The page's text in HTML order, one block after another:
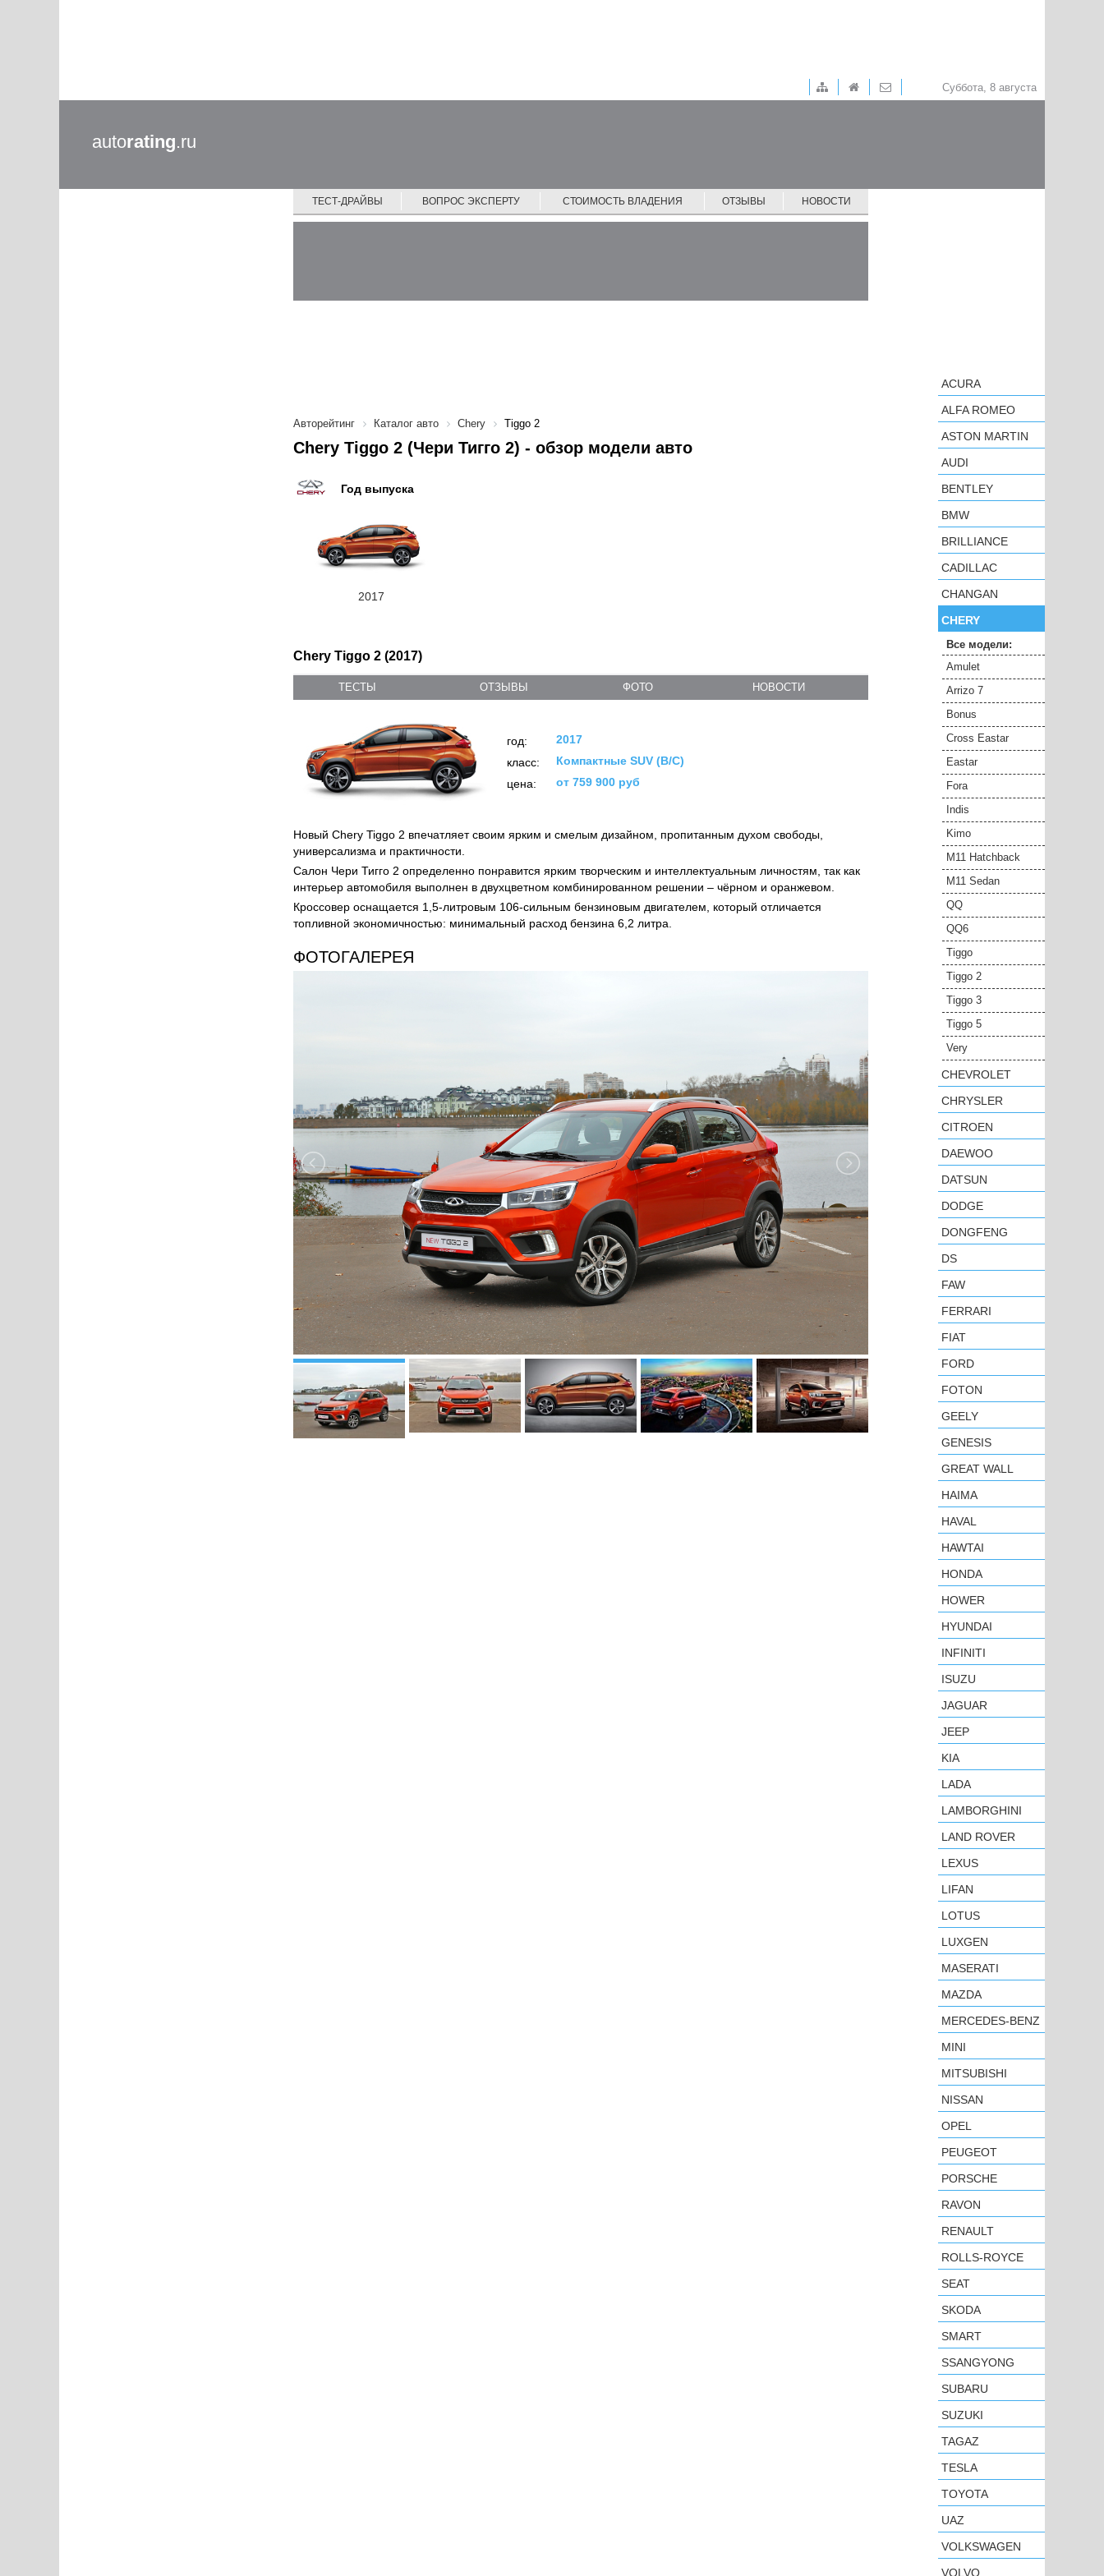
Суббота, 8 августа
autorating.ru
ТЕСТ-ДРАЙВЫ ВОПРОС ЭКСПЕРТУ СТОИМОСТЬ ВЛАДЕНИЯ ОТЗЫВЫ НОВОСТИ
Авторейтинг Каталог авто Chery Tiggo 2
Chery Tiggo 2 (Чери Тигго 2) - обзор модели авто
Год выпуска
2017
Chery Tiggo 2 (2017)
ТЕСТЫ ОТЗЫВЫ ФОТО НОВОСТИ
год:
2017
класс:
Компактные SUV (B/C)
цена:
от 759 900 руб
Новый Chery Tiggo 2 впечатляет своим ярким и смелым дизайном, пропитанным духом свободы,
универсализма и практичности.
Салон Чери Тигго 2 определенно понравится ярким творческим и интеллектуальным личностям, так как
интерьер автомобиля выполнен в двухцветном комбинированном решении – чёрном и оранжевом.
Кроссовер оснащается 1,5-литровым 106-сильным бензиновым двигателем, который отличается
топливной экономичностью: минимальный расход бензина 6,2 литра.
ФОТОГАЛЕРЕЯ
ACURA
ALFA ROMEO
ASTON MARTIN
AUDI
BENTLEY
BMW
BRILLIANCE
CADILLAC
CHANGAN
CHERY
Все модели:
Amulet
Arrizo 7
Bonus
Cross Eastar
Eastar
Fora
Indis
Kimo
M11 Hatchback
M11 Sedan
QQ
QQ6
Tiggo
Tiggo 2
Tiggo 3
Tiggo 5
Very
CHEVROLET
CHRYSLER
CITROEN
DAEWOO
DATSUN
DODGE
DONGFENG
DS
FAW
FERRARI
FIAT
FORD
FOTON
GEELY
GENESIS
GREAT WALL
HAIMA
HAVAL
HAWTAI
HONDA
HOWER
HYUNDAI
INFINITI
ISUZU
JAGUAR
JEEP
KIA
LADA
LAMBORGHINI
LAND ROVER
LEXUS
LIFAN
LOTUS
LUXGEN
MASERATI
MAZDA
MERCEDES-BENZ
MINI
MITSUBISHI
NISSAN
OPEL
PEUGEOT
PORSCHE
RAVON
RENAULT
ROLLS-ROYCE
SEAT
SKODA
SMART
SSANGYONG
SUBARU
SUZUKI
TAGAZ
TESLA
TOYOTA
UAZ
VOLKSWAGEN
VOLVO